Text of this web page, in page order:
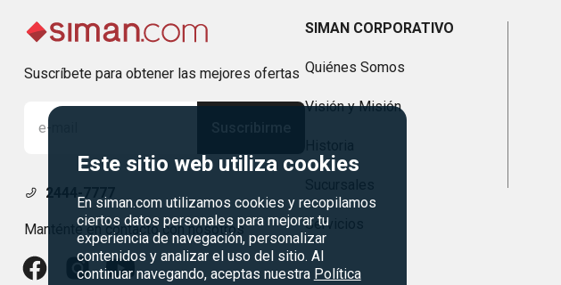
Este sitio web utiliza cookies
En siman.com utilizamos cookies y recopilamos
ciertos datos personales para mejorar tu
experiencia de navegación, personalizar
contenidos y analizar el uso del sitio. Al
continuar navegando, aceptas nuestra Política
Suscríbete para obtener las mejores ofertas
2444-7777
Manténte en contacto con nosotros
SIMAN CORPORATIVO
Quiénes Somos
Visión y Misión
Servicios